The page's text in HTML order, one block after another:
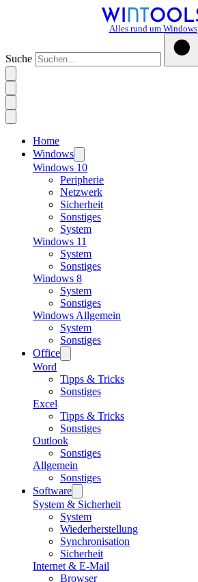
Alles rund um Windows
Suche
Home
Windows
Windows 10
Peripherie
Netzwerk
Sicherheit
Sonstiges
System
Windows 11
System
Sonstiges
Windows 8
System
Sonstiges
Windows Allgemein
System
Sonstiges
Office
Word
Tipps & Tricks
Sonstiges
Excel
Tipps & Tricks
Sonstiges
Outlook
Sonstiges
Allgemein
Sonstiges
Software
System & Sicherheit
System
Wiederherstellung
Synchronisation
Sicherheit
Internet & E-Mail
Browser